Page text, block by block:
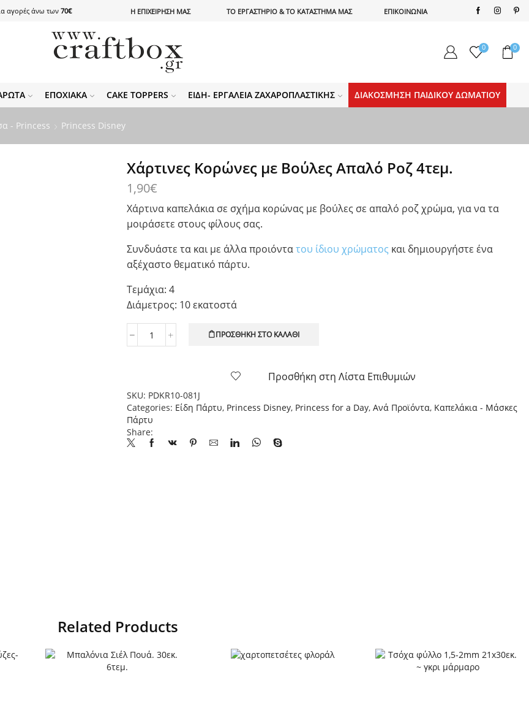
αγορές άνω των 70€ Η ΕΠΙΧΕΙΡΗΣΗ ΜΑΣ ΤΟ ΕΡΓΑΣΤΗΡΙΟ & ΤΟ ΚΑΤΑΣΤΗΜΑ ΜΑΣ ΕΠΙΚΟΙΝΩΝΙΑ
0 0
ΕΠΟΧΙΑΚΆ CAKE TOPPERS ΕΊΔΗ- ΕΡΓΑΛΕΊΑ ΖΑΧΑΡΟΠΛΑΣΤΙΚΉΣ ΔΙΑΚΌΣΜΗΣΗ ΠΑΙΔΙΚΟΎ ΔΩΜΑΤΊΟΥ
- Princess Princess Disney
Xάρτινες Κορώνες με Βούλες Απαλό Ροζ 4τεμ.
1,90€
Χάρτινα καπελάκια σε σχήμα κορώνας με βούλες σε απαλό ροζ χρώμα, για να τα
μοιράσετε στους φίλους σας.
Συνδυάστε τα και με άλλα προιόντατου ίδιου χρώματος και δημιουργήστε ένα
αξέχαστο θεματικό πάρτυ.
Τεμάχια: 4
Διάμετρος: 10 εκατοστά
Xάρτινες
Ροζ
4τεμ.
ποσότητα
ΠΡΟΣΘΉΚΗ ΣΤΟ ΚΑΛΆΘΙ
Προσθήκη στη Λίστα Επιθυμιών
SKU: PDKR10-081J
Categories: Είδη Πάρτυ, Princess Disney, Princess for a Day, Ανά Προϊόντα, Καπελάκια - Μάσκες
Πάρτυ
Share:
Related Products